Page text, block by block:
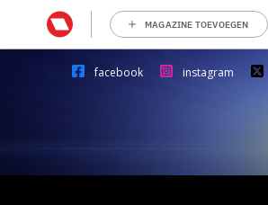
MAGAZINE TOEVOEGEN
facebook instagram